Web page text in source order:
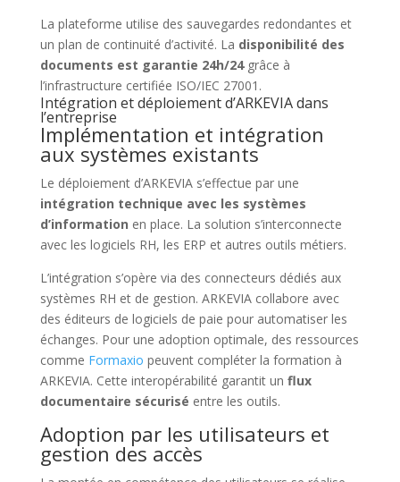
La plateforme utilise des sauvegardes redondantes et
un plan de continuité d’activité. La disponibilité des
documents est garantie 24h/24grâce à
l’infrastructure certifiée ISO/IEC 27001.
Intégration et déploiement d’ARKEVIA dans
l’entreprise
Implémentation et intégration
aux systèmes existants
Le déploiement d’ARKEVIA s’effectue par une
intégration technique avec les systèmes
d’information en place. La solution s’interconnecte
avec les logiciels RH, les ERP et autres outils métiers.
L’intégration s’opère via des connecteurs dédiés aux
systèmes RH et de gestion. ARKEVIA collabore avec
des éditeurs de logiciels de paie pour automatiser les
échanges. Pour une adoption optimale, des ressources
comme Formaxio peuvent compléter la formation à
ARKEVIA. Cette interopérabilité garantit un flux
documentaire sécurisé entre les outils.
Adoption par les utilisateurs et
gestion des accès